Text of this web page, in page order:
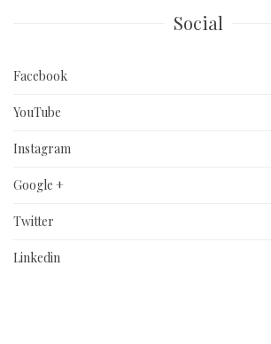
Social
Facebook
YouTube
Instagram
Google +
Twitter
Linkedin